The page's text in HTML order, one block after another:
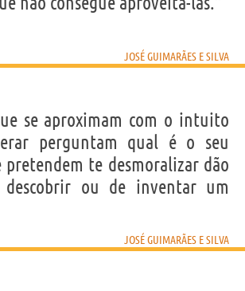
JOSÉ GUIMARÃES E SILVA
se aproximam com o intuito
perguntam qual é o seu
pretendem te desmoralizar dão
ou de inventar um
JOSÉ GUIMARÃES E SILVA